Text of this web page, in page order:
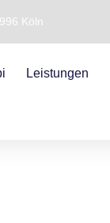
Köln
Leistungen